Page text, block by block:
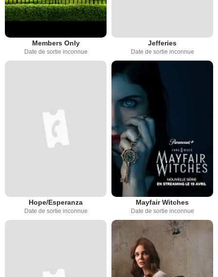
Members Only
Date de sortie inconnue
Jefferies
Date de sortie inconnue
Hope/Esperanza
Date de sortie inconnue
Mayfair Witches
Date de sortie inconnue